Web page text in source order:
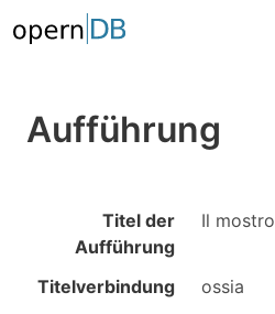
Aufführung
Titel der
Aufführung
Il mostro
Titelverbindung
ossia